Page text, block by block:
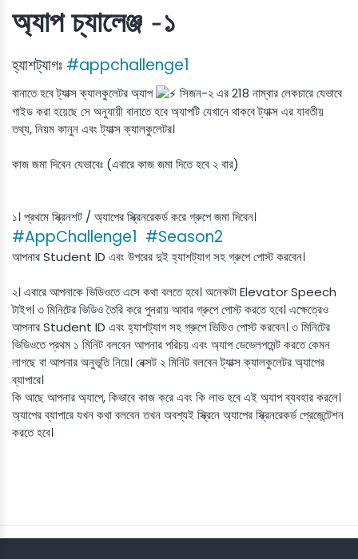
অ্যাপ চ্যালেঞ্জ -১
হ্যাশট্যাগঃ #appchallenge1
বানাতে হবে ট্যাক্স ক্যালকুলেটর অ্যাপ
সিজন-২ এর 218 নাম্বার লেকচারে যেভাবে
গাইড করা হয়েছে সে অনুযায়ী বানাতে হবে অ্যাপটি যেখানে থাকবে ট্যাক্স এর যাবতীয়
তথ্য, নিয়ম কানুন এবং ট্যাক্স ক্যালকুলেটর।
কাজ জমা দিবেন যেভাবেঃ (এবারে কাজ জমা দিতে হবে ২ বার)
১। প্রথমে স্ক্রিনশট / অ্যাপের স্ক্রিনরেকর্ড করে গ্রুপে জমা দিবেন।
#AppChallenge1 #Season2
আপনার Student ID এবং উপরের দুই হ্যাশট্যাগ সহ গ্রুপে পোস্ট করবেন।
২। এবারে আপনাকে ভিডিওতে এসে কথা বলতে হবে। অনেকটা Elevator Speech
টাইপ। ৩ মিনিটের ভিডিও তৈরি করে পুনরায় আবার গ্রুপে পোস্ট করতে হবে। এক্ষেত্রেও
আপনার Student ID এবং হ্যাশট্যাগ সহ গ্রুপে ভিডিও পোস্ট করবেন। ৩ মিনিটের
ভিডিওতে প্রথম ১ মিনিট বলবেন আপনার পরিচয় এবং অ্যাপ ডেভেলপমেন্ট করতে কেমন
লাগছে বা আপনার অনুভূতি নিয়ে। নেক্সট ২ মিনিট বলবেন ট্যাক্স ক্যালকুলেটর অ্যাপের
ব্যাপারে।
কি আছে আপনার অ্যাপে, কিভাবে কাজ করে এবং কি লাভ হবে এই অ্যাপ ব্যবহার করলে।
অ্যাপের ব্যাপারে যখন কথা বলবেন তখন অবশ্যই স্ক্রিনে অ্যাপের স্ক্রিনরেকর্ড প্রেজেন্টেশন
করতে হবে।